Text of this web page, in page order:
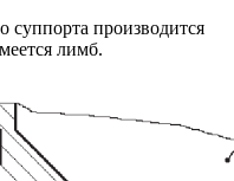
суппорта производится
лимб.